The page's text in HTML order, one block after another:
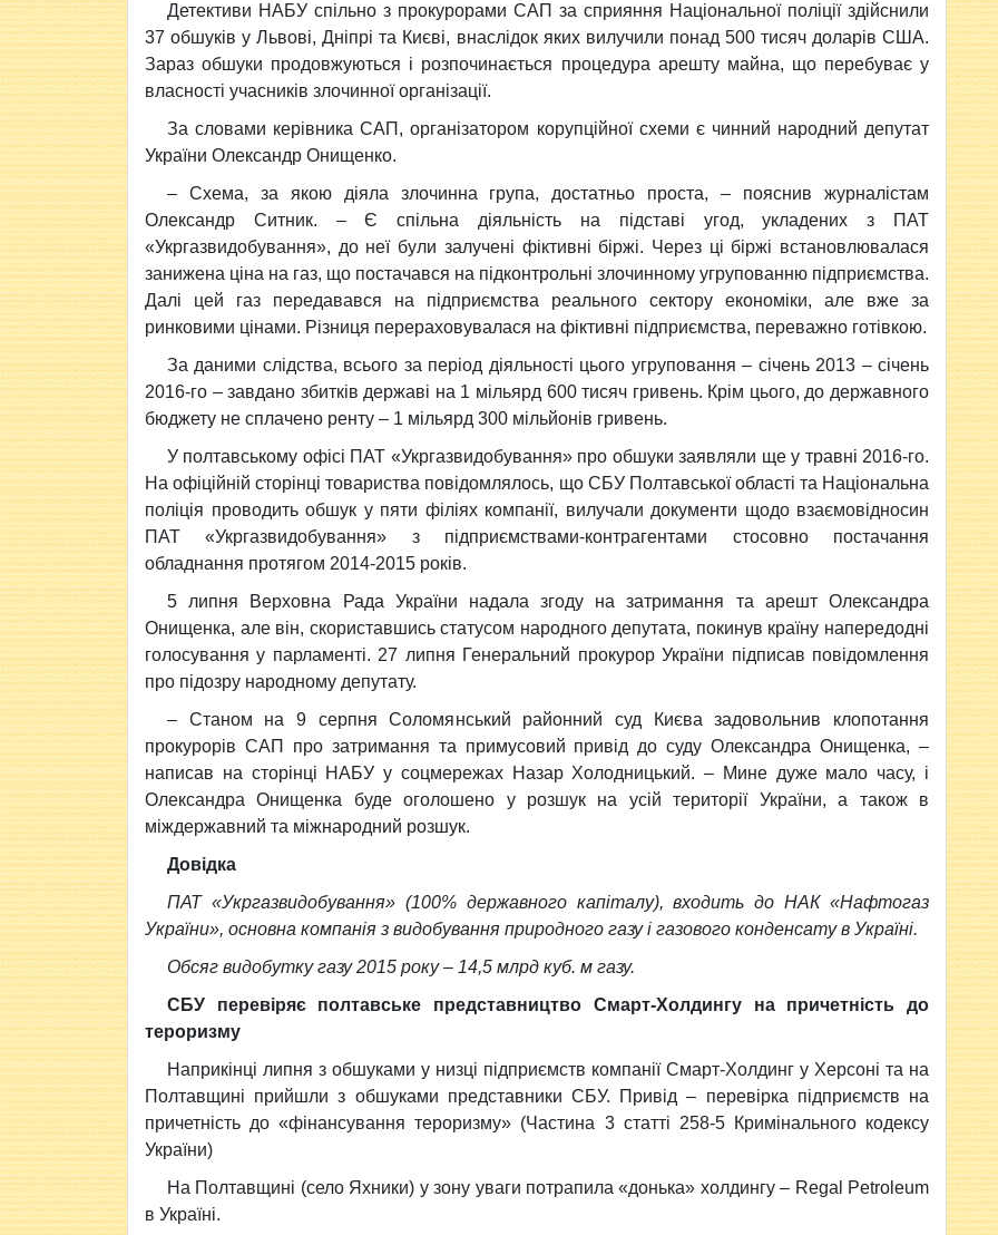
Детективи НАБУ спільно з прокурорами САП за сприяння Національної поліції здійснили
37 обшуків у Львові, Дніпрі та Києві, внаслідок яких вилучили понад 500 тисяч доларів США.
Зараз обшуки продовжуються і розпочинається процедура арешту майна, що перебуває у
власності учасників злочинної організації.
За словами керівника САП, організатором корупційної схеми є чинний народний депутат
України Олександр Онищенко.
– Схема, за якою діяла злочинна група, достатньо проста, – пояснив журналістам
Олександр Ситник. – Є спільна діяльність на підставі угод, укладених з ПАТ
«Укргазвидобування», до неї були залучені фіктивні біржі. Через ці біржі встановлювалася
занижена ціна на газ, що постачався на підконтрольні злочинному угрупованню підприємства.
Далі цей газ передавався на підприємства реального сектору економіки, але вже за
ринковими цінами. Різниця перераховувалася на фіктивні підприємства, переважно готівкою.
За даними слідства, всього за період діяльності цього угруповання – січень 2013 – січень
2016-го – завдано збитків державі на 1 мільярд 600 тисяч гривень. Крім цього, до державного
бюджету не сплачено ренту – 1 мільярд 300 мільйонів гривень.
У полтавському офісі ПАТ «Укргазвидобування» про обшуки заявляли ще у травні 2016-го.
На офіційній сторінці товариства повідомлялось, що СБУ Полтавської області та Національна
поліція проводить обшук у пяти філіях компанії, вилучали документи щодо взаємовідносин
ПАТ «Укргазвидобування» з підприємствами-контрагентами стосовно постачання
обладнання протягом 2014-2015 років.
5 липня Верховна Рада України надала згоду на затримання та арешт Олександра
Онищенка, але він, скориставшись статусом народного депутата, покинув країну напередодні
голосування у парламенті. 27 липня Генеральний прокурор України підписав повідомлення
про підозру народному депутату.
– Станом на 9 серпня Соломянський районний суд Києва задовольнив клопотання
прокурорів САП про затримання та примусовий привід до суду Олександра Онищенка, –
написав на сторінці НАБУ у соцмережах Назар Холодницький. – Мине дуже мало часу, і
Олександра Онищенка буде оголошено у розшук на усій території України, а також в
міждержавний та міжнародний розшук.
Довідка
ПАТ «Укргазвидобування» (100% державного капіталу), входить до НАК «Нафтогаз
України», основна компанiя з видобування природного газу i газового конденсату в Україні.
Обсяг видобутку газу 2015 року – 14,5 млрд куб. м газу.
СБУ перевіряє полтавське представництво Смарт-Холдингу на причетність до
тероризму
Наприкінці липня з обшуками у низці підприємств компанії Смарт-Холдинг у Херсоні та на
Полтавщині прийшли з обшуками представники СБУ. Привід – перевірка підприємств на
причетність до «фінансування тероризму» (Частина 3 статті 258-5 Кримінального кодексу
України)
На Полтавщині (село Яхники) у зону уваги потрапила «донька» холдингу – Regal Petroleum
в Україні.